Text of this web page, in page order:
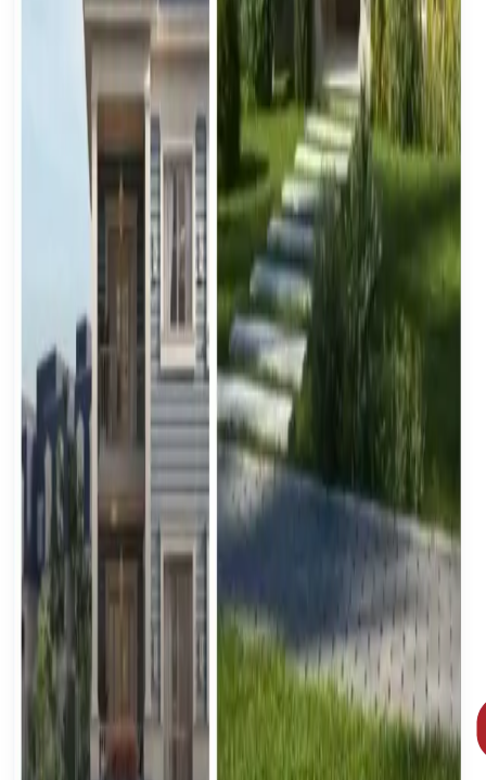
Details du bien
Type de bien Selectionnez le type de bien
Sous-type Selectionnez le sous-type
Gouvernorat* Selectionnez le gouvernorat
* Selectionnez la ville
Adresse / Description de l'emplacement *
J'accepte d'etre contacte concernant la vente de
mon bien
Soumettre les details du bien
Questions frequemment posees
Questions courantes sur la vente de biens immobiliers
en Egypte.
Comment publier mon bien ?
La publication est-elle gratuite ?
Combien de temps faut-il pour vendre ?
Quels documents sont nécessaires ?
Que se passe-t-il après la soumission ?